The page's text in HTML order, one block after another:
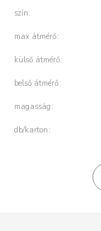
szín
max átmérő
külső átmérő
belső átmérő
magasság
db/karton